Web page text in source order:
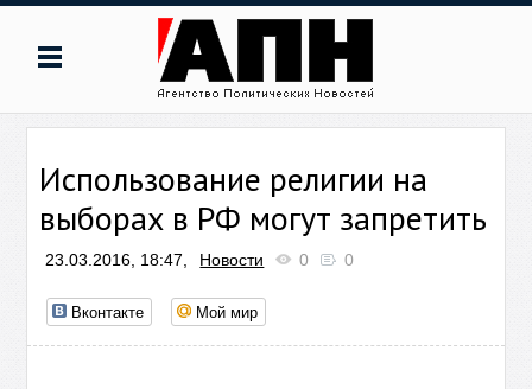
Использование религии на
выборах в РФ могут запретить
23.03.2016, 18:47, Новости 0 0
Вконтакте Мой мир